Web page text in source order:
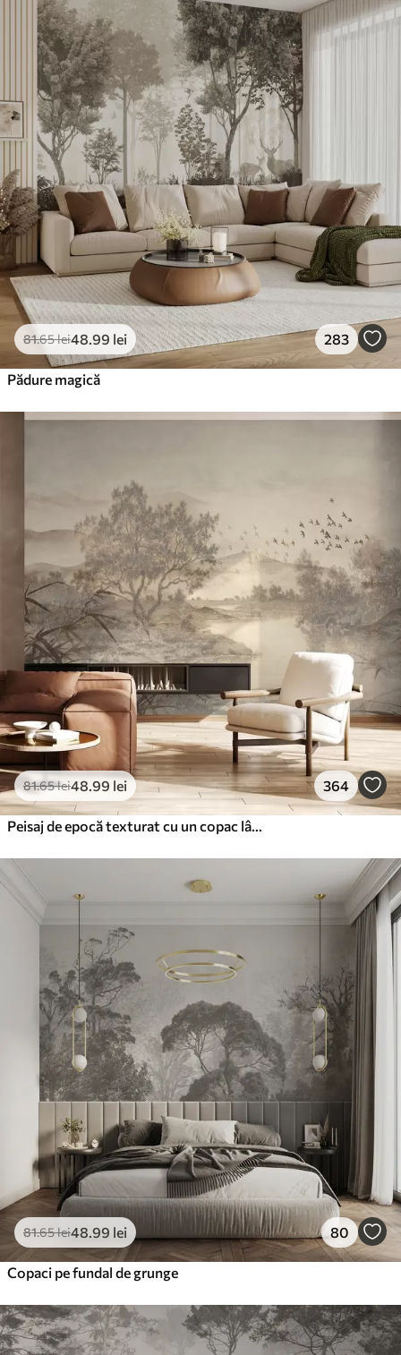
81.65lei48.99 lei 283
Pădure magică
81.65lei48.99 lei 364
Peisaj de epocă texturat cu un copac lângă râu și un cer înnorat, arta naturii în tonuri sepia
81.65lei48.99 lei 80
Copaci pe fundal de grunge